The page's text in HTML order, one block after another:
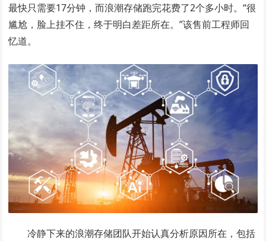
最快只需要17分钟，而浪潮存储跑完花费了2个多小时。“很
尴尬，脸上挂不住，终于明白差距所在。”该售前工程师回
忆道。
冷静下来的浪潮存储团队开始认真分析原因所在，包括